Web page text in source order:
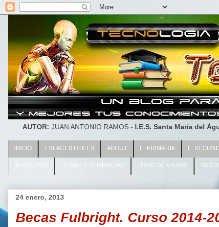
AUTOR: JUAN ANTONIO RAMOS - I.E.S. Santa María del
INICIO ENLACES UTILES ABOUT E. PRIMARIA E.
INSTITUTOS FERIAS Y OLIMPIADAS LIBRO DE VISITAS
24 enero, 2013
Becas Fulbright. Curso 2014-